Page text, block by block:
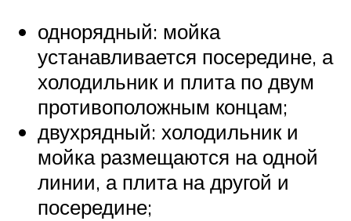
однорядный: мойка
устанавливается посередине, а
холодильник и плита по двум
противоположным концам;
двухрядный: холодильник и
мойка размещаются на одной
линии, а плита на другой и
посередине;